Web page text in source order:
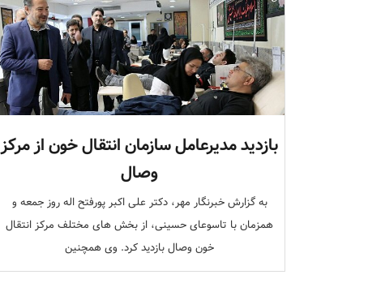
بازدید مدیرعامل سازمان انتقال خون از مرکز
وصال
به گزارش خبرنگار مهر، دکتر علی اکبر پورفتح اله روز جمعه و
همزمان با تاسوعای حسینی، از بخش های مختلف مرکز انتقال
خون وصال بازدید کرد. وی همچنین